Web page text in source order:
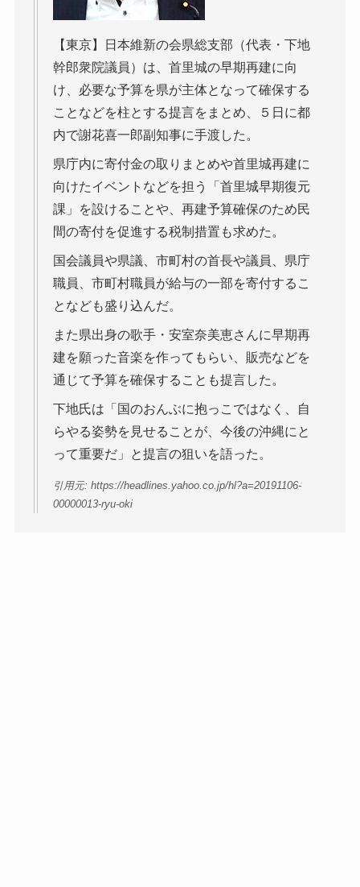
【東京】日本維新の会県総支部（代表・下地
幹郎衆院議員）は、首里城の早期再建に向
け、必要な予算を県が主体となって確保する
ことなどを柱とする提言をまとめ、５日に都
内で謝花喜一郎副知事に手渡した。
県庁内に寄付金の取りまとめや首里城再建に
向けたイベントなどを担う「首里城早期復元
課」を設けることや、再建予算確保のため民
間の寄付を促進する税制措置も求めた。
国会議員や県議、市町村の首長や議員、県庁
職員、市町村職員が給与の一部を寄付するこ
となども盛り込んだ。
また県出身の歌手・安室奈美恵さんに早期再
建を願った音楽を作ってもらい、販売などを
通じて予算を確保することも提言した。
下地氏は「国のおんぶに抱っこではなく、自
らやる姿勢を見せることが、今後の沖縄にと
って重要だ」と提言の狙いを語った。
引用元: https://headlines.yahoo.co.jp/hl?a=20191106-
00000013-ryu-oki